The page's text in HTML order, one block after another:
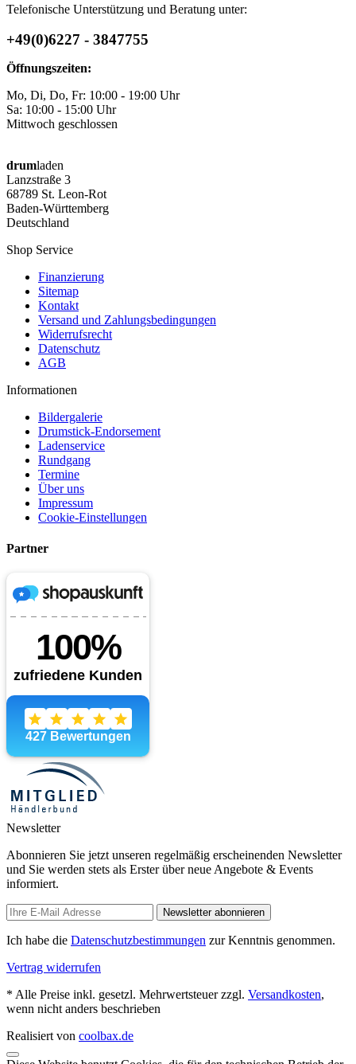
Telefonische Unterstützung und Beratung unter:
+49(0)6227 - 3847755
Öffnungszeiten:
Mo, Di, Do, Fr: 10:00 - 19:00 Uhr
Sa: 10:00 - 15:00 Uhr
Mittwoch geschlossen
drumladen
Lanzstraße 3
68789 St. Leon-Rot
Baden-Württemberg
Deutschland
Shop Service
Finanzierung
Sitemap
Kontakt
Versand und Zahlungsbedingungen
Widerrufsrecht
Datenschutz
AGB
Informationen
Bildergalerie
Drumstick-Endorsement
Ladenservice
Rundgang
Termine
Über uns
Impressum
Cookie-Einstellungen
Partner
Newsletter
Abonnieren Sie jetzt unseren regelmäßig erscheinenden Newsletter
und Sie werden stets als Erster über neue Angebote & Events
informiert.
Newsletter abonnieren
Ich habe die Datenschutzbestimmungen zur Kenntnis genommen.
Vertrag widerrufen
* Alle Preise inkl. gesetzl. Mehrwertsteuer zzgl. Versandkosten,
wenn nicht anders beschrieben
Realisiert von coolbax.de